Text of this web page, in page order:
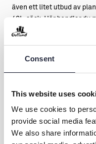
Consent
This website uses
We use cookies to
provide social media
We also share
även ett litet utbud av
40L-säck. Här handlar du
med Swish eller kontanter.